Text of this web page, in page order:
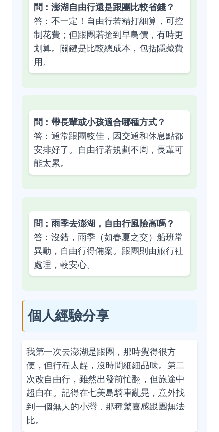
問：澎湖自由行還是跟團比較省錢？
答：不一定！自由行若精打細算，可控
制花費；但跟團若搶到早鳥價，有時更
划算。關鍵是比較總成本，包括隱藏費
用。
問：帶長輩或小孩適合哪種方式？
答：通常跟團較佳，因交通和休息點都
安排好了。自由行若規劃不周，長輩可
能太累。
問：雨季去澎湖，自由行風險高嗎？
答：沒錯，雨季（如春夏之交）船班常
異動，自由行得備案。跟團則由旅行社
處理，較安心。
個人經驗分享
我第一次去澎湖是跟團，那時覺得很方
便，但行程太趕，沒時間細細品味。第二
次改自由行，雖然出發前忙翻，但旅途中
超自在。記得在七美島騎車亂晃，意外找
到一個無人的小灣，那種驚喜感跟團無法
比。